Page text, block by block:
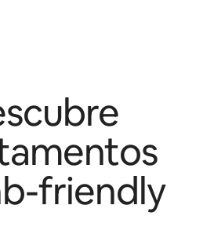
friendly